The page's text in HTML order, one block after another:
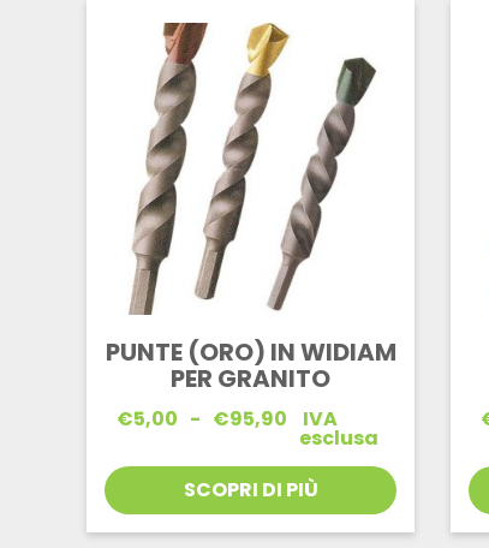
PUNTE (ORO) IN WIDIAM
PER GRANITO
€5,00 - €95,90
Fascia
di
da
€5,00
a
€95,90
IVA
esclusa
SCOPRI DI PIÙ